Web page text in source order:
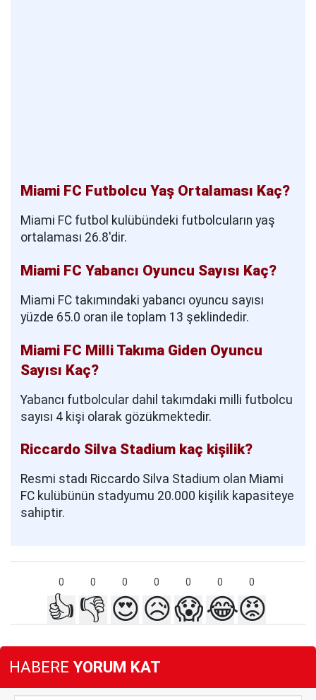
Miami FC Futbolcu Yaş Ortalaması Kaç?
Miami FC futbol kulübündeki futbolcuların yaş
ortalaması 26.8'dir.
Miami FC Yabancı Oyuncu Sayısı Kaç?
Miami FC takımındaki yabancı oyuncu sayısı
yüzde 65.0 oran ile toplam 13 şeklindedir.
Miami FC Milli Takıma Giden Oyuncu
Sayısı Kaç?
Yabancı futbolcular dahil takımdaki milli futbolcu
sayısı 4 kişi olarak gözükmektedir.
Riccardo Silva Stadium kaç kişilik?
Resmi stadı Riccardo Silva Stadium olan Miami
FC kulübünün stadyumu 20.000 kişilik kapasiteye
sahiptir.
0 0 0 0 0 0 0
👍 👎 😍😥😱😂😡
HABERE YORUM KAT